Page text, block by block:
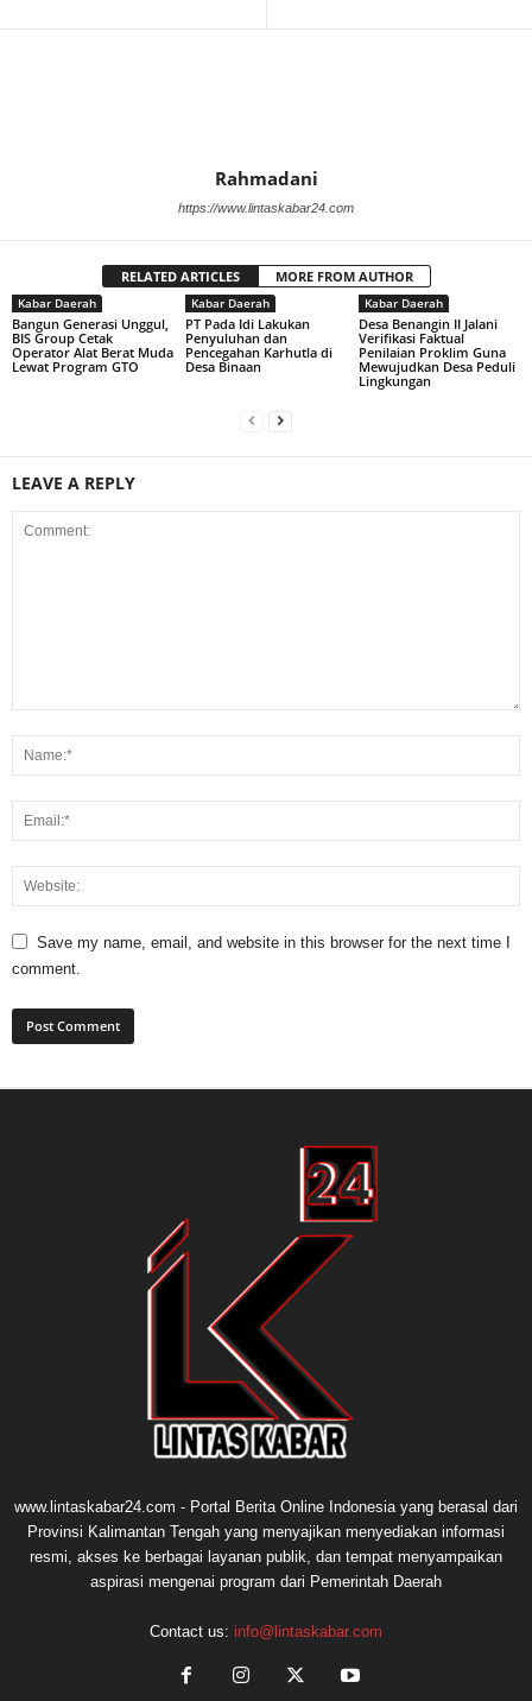
Rahmadani
https://www.lintaskabar24.com
RELATED ARTICLES MORE FROM AUTHOR
Kabar Daerah
Bangun Generasi Unggul,
BIS Group Cetak
Operator Alat Berat Muda
Lewat Program GTO
Kabar Daerah
PT Pada Idi Lakukan
Penyuluhan dan
Pencegahan Karhutla di
Desa Binaan
Kabar Daerah
Desa Benangin II Jalani
Verifikasi Faktual
Penilaian Proklim Guna
Mewujudkan Desa Peduli
Lingkungan
LEAVE A REPLY
Save my name, email, and website in this browser for the next time I
comment.
www.lintaskabar24.com - Portal Berita Online Indonesia yang berasal dari
Provinsi Kalimantan Tengah yang menyajikan menyediakan informasi
resmi, akses ke berbagai layanan publik, dan tempat menyampaikan
aspirasi mengenai program dari Pemerintah Daerah
Contact us: info@lintaskabar.com